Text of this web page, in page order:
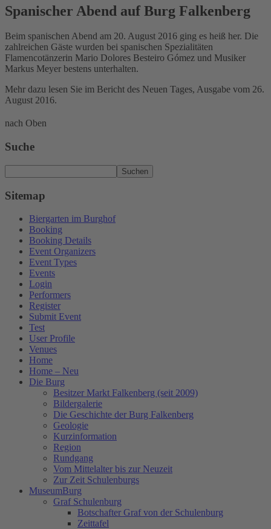
Spanischer Abend auf Burg Falkenberg
Beim spanischen Abend am 20. August 2016 ging es heiß her. Die
zahlreichen Gäste wurden bei spanischen Spezialitäten
Flamencotänzerin Mario Dolores Besteiro Gómez und Musiker
Markus Meyer bestens unterhalten.
Mehr dazu lesen Sie im Bericht des Neuen Tages, Ausgabe vom 26.
August 2016.
nach Oben
Suche
Suchen
Sitemap
Biergarten im Burghof
Booking
Booking Details
Event Organizers
Event Types
Events
Login
Performers
Register
Submit Event
Test
User Profile
Venues
Home
Home – Neu
Die Burg
Besitzer Markt Falkenberg (seit 2009)
Bildergalerie
Die Geschichte der Burg Falkenberg
Geologie
Kurzinformation
Region
Rundgang
Vom Mittelalter bis zur Neuzeit
Zur Zeit Schulenburgs
MuseumBurg
Graf Schulenburg
Botschafter Graf von der Schulenburg
Zeittafel